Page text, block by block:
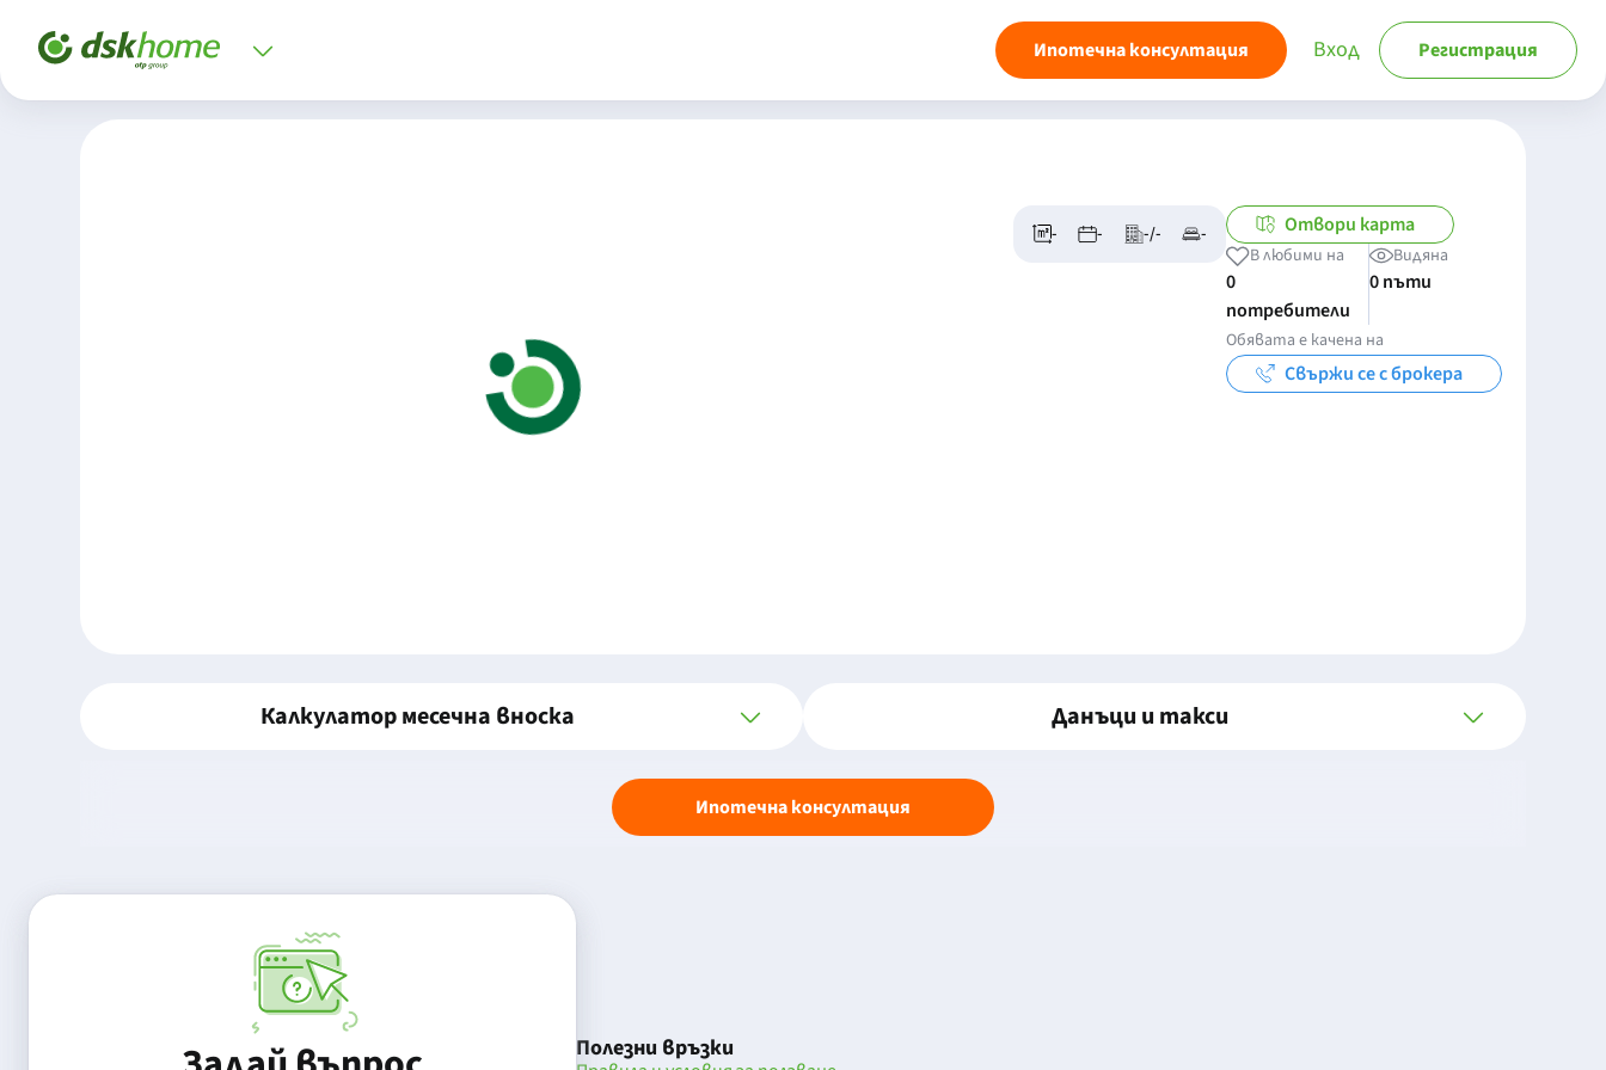
Ипотечна консултация Вход Регистрация
- - -/- - Отвори карта
В любими на
0
потребители
Видяна
0 пъти
Обявата е качена на
Свържи се с брокера
Калкулатор месечна вноска Данъци и такси
Ипотечна консултация
Полезни връзки